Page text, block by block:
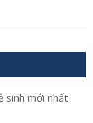
sinh mới nhất